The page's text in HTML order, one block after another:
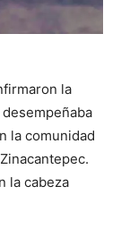
la
la comunidad
la cabeza